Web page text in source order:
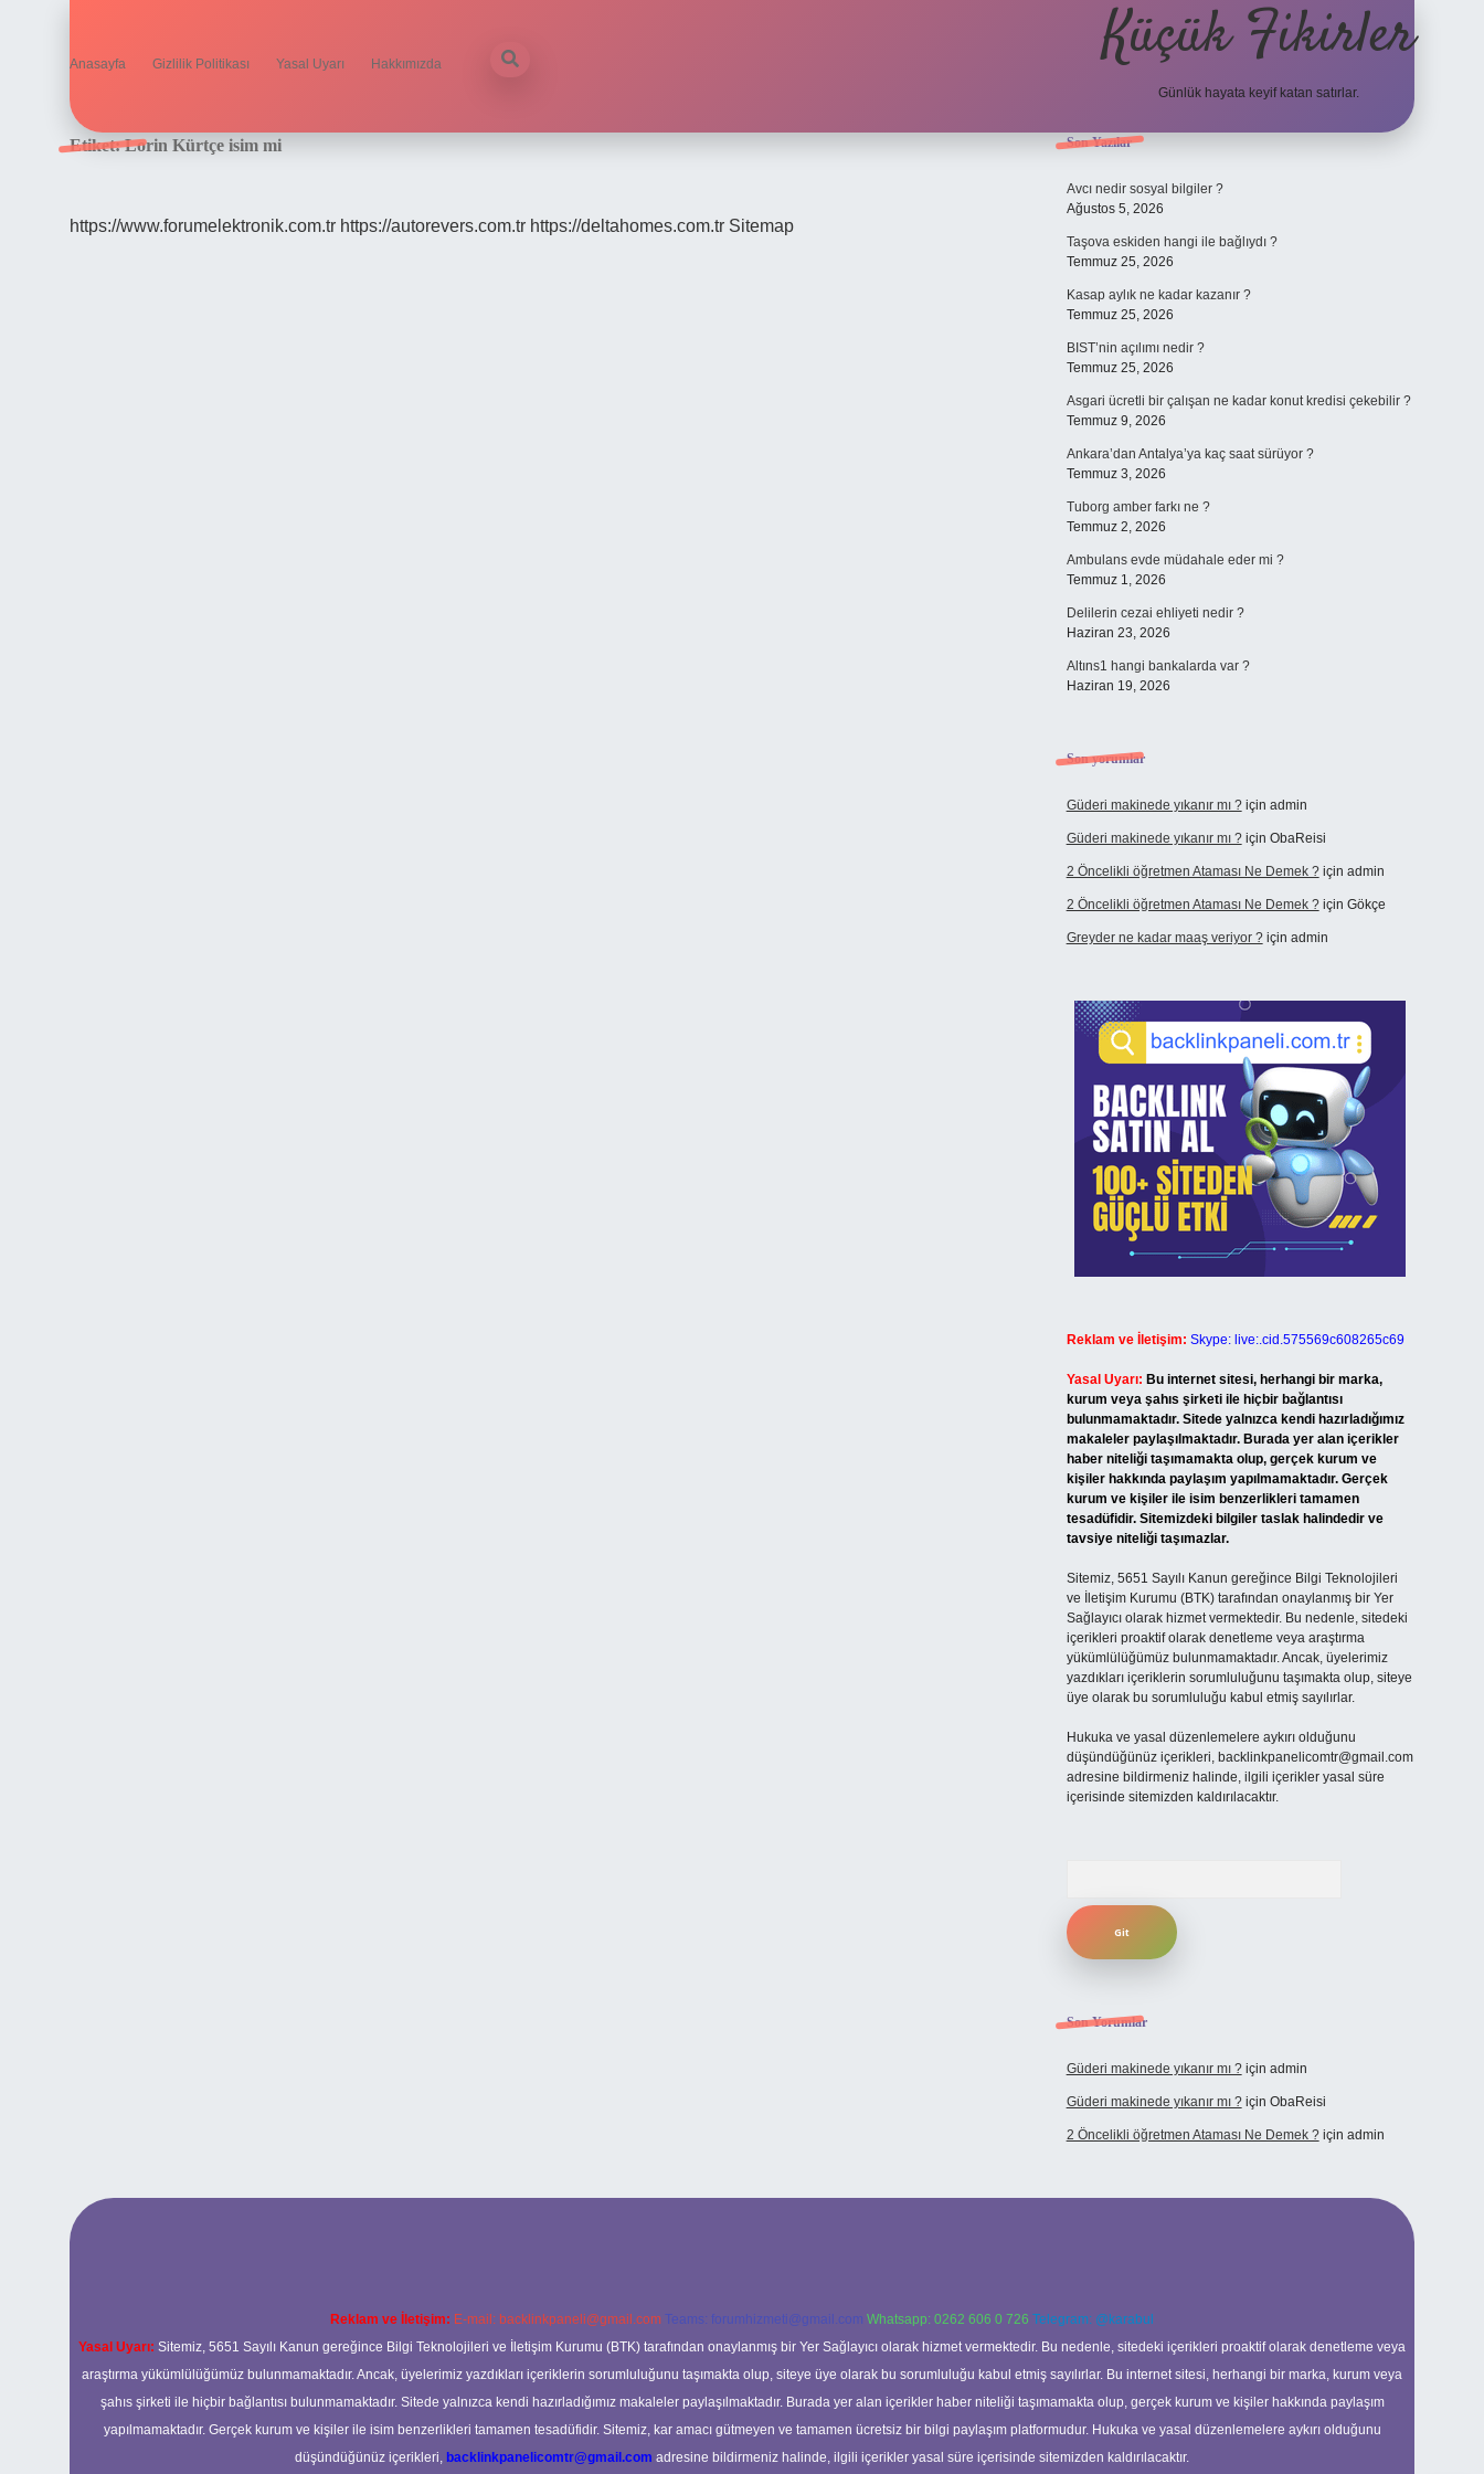
Anasayfa Gizlilik Politikası Yasal Uyarı Hakkımızda Küçük Fikirler
Günlük hayata keyif katan satırlar.
Etiket:Lorin Kürtçe isim mi
https://www.forumelektronik.com.tr https://autorevers.com.tr https://deltahomes.com.tr Sitemap
Sidebar
Son Yazılar
Avcı nedir sosyal bilgiler ?
Ağustos 5, 2026
Taşova eskiden hangi ile bağlıydı ?
Temmuz 25, 2026
Kasap aylık ne kadar kazanır ?
Temmuz 25, 2026
BIST’nin açılımı nedir ?
Temmuz 25, 2026
Asgari ücretli bir çalışan ne kadar konut kredisi çekebilir ?
Temmuz 9, 2026
Ankara’dan Antalya’ya kaç saat sürüyor ?
Temmuz 3, 2026
Tuborg amber farkı ne ?
Temmuz 2, 2026
Ambulans evde müdahale eder mi ?
Temmuz 1, 2026
Delilerin cezai ehliyeti nedir ?
Haziran 23, 2026
Altıns1 hangi bankalarda var ?
Haziran 19, 2026
Son yorumlar
Güderi makinede yıkanır mı ?için admin
Güderi makinede yıkanır mı ?için ObaReisi
2 Öncelikli öğretmen Ataması Ne Demek ?için admin
2 Öncelikli öğretmen Ataması Ne Demek ?için Gökçe
Greyder ne kadar maaş veriyor ?için admin
Reklam ve İletişim: Skype: live:.cid.575569c608265c69
Yasal Uyarı: Bu internet sitesi, herhangi bir marka,
kurum veya şahıs şirketi ile hiçbir bağlantısı
bulunmamaktadır. Sitede yalnızca kendi hazırladığımız
makaleler paylaşılmaktadır. Burada yer alan içerikler
haber niteliği taşımamakta olup, gerçek kurum ve
kişiler hakkında paylaşım yapılmamaktadır. Gerçek
kurum ve kişiler ile isim benzerlikleri tamamen
tesadüfidir. Sitemizdeki bilgiler taslak halindedir ve
tavsiye niteliği taşımazlar.
Sitemiz, 5651 Sayılı Kanun gereğince Bilgi Teknolojileri
ve İletişim Kurumu (BTK) tarafından onaylanmış bir Yer
Sağlayıcı olarak hizmet vermektedir. Bu nedenle, sitedeki
içerikleri proaktif olarak denetleme veya araştırma
yükümlülüğümüz bulunmamaktadır. Ancak, üyelerimiz
yazdıkları içeriklerin sorumluluğunu taşımakta olup, siteye
üye olarak bu sorumluluğu kabul etmiş sayılırlar.
Hukuka ve yasal düzenlemelere aykırı olduğunu
düşündüğünüz içerikleri, backlinkpanelicomtr@gmail.com
adresine bildirmeniz halinde, ilgili içerikler yasal süre
içerisinde sitemizden kaldırılacaktır.
Son Yorumlar
Güderi makinede yıkanır mı ?için admin
Güderi makinede yıkanır mı ?için ObaReisi
2 Öncelikli öğretmen Ataması Ne Demek ?için admin
Reklam ve İletişim: E-mail: backlinkpaneli@gmail.com Teams: forumhizmeti@gmail.com Whatsapp: 0262 606 0 726 Telegram: @karabul
Yasal Uyarı: Sitemiz, 5651 Sayılı Kanun gereğince Bilgi Teknolojileri ve İletişim Kurumu (BTK) tarafından onaylanmış bir Yer Sağlayıcı olarak hizmet vermektedir. Bu nedenle, sitedeki içerikleri proaktif olarak denetleme veya
araştırma yükümlülüğümüz bulunmamaktadır. Ancak, üyelerimiz yazdıkları içeriklerin sorumluluğunu taşımakta olup, siteye üye olarak bu sorumluluğu kabul etmiş sayılırlar. Bu internet sitesi, herhangi bir marka, kurum veya
şahıs şirketi ile hiçbir bağlantısı bulunmamaktadır. Sitede yalnızca kendi hazırladığımız makaleler paylaşılmaktadır. Burada yer alan içerikler haber niteliği taşımamakta olup, gerçek kurum ve kişiler hakkında paylaşım
yapılmamaktadır. Gerçek kurum ve kişiler ile isim benzerlikleri tamamen tesadüfidir. Sitemiz, kar amacı gütmeyen ve tamamen ücretsiz bir bilgi paylaşım platformudur. Hukuka ve yasal düzenlemelere aykırı olduğunu
düşündüğünüz içerikleri, backlinkpanelicomtr@gmail.com adresine bildirmeniz halinde, ilgili içerikler yasal süre içerisinde sitemizden kaldırılacaktır.